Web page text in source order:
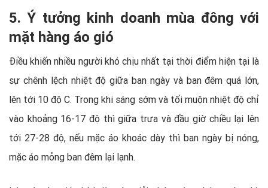
5. Ý tưởng kinh doanh mùa đông với
mặt hàng áo gió
Điều khiến nhiều người khó chịu nhất tại thời điểm hiện tại là
sự chênh lệch nhiệt độ giữa ban ngày và ban đêm quá lớn,
lên tới 10 độ C. Trong khi sáng sớm và tối muộn nhiệt độ chỉ
vào khoảng 16-17 độ thì giữa trưa và đầu giờ chiều lại lên
tới 27-28 độ, nếu mặc áo khoác dày thì ban ngày bị nóng,
mặc áo mỏng ban đêm lại lạnh.